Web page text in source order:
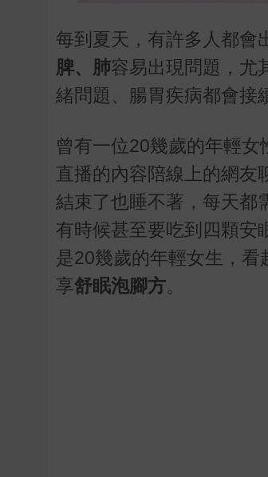
每到夏天，有許多人都會
脾、肺容易出現問題，尤
緒問題、腸胃疾病都會接
曾有一位20幾歲的年輕女
直播的內容陪線上的網友
結束了也睡不著，每天都
有時候甚至要吃到四顆安
是20幾歲的年輕女生，看
享舒眠泡腳方。